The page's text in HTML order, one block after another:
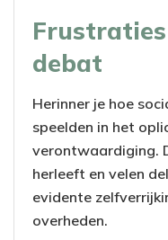
debat
Herinner je hoe
speelden in het
verontwaardiging.
herleeft en velen
evidente
overheden.